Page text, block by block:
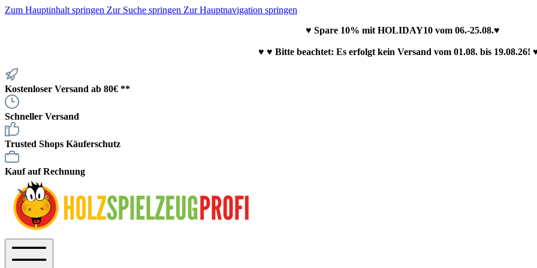
Zum Hauptinhalt springen Zur Suche springen Zur Hauptnavigation springen
♥ Spare 10% mit HOLIDAY10 vom 06.-25.08.♥
♥ ♥ Bitte beachtet: Es erfolgt kein Versand vom 01.08. bis 19.08.26!
Kostenloser Versand ab 80€ **
Schneller Versand
Trusted Shops Käuferschutz
Kauf auf Rechnung